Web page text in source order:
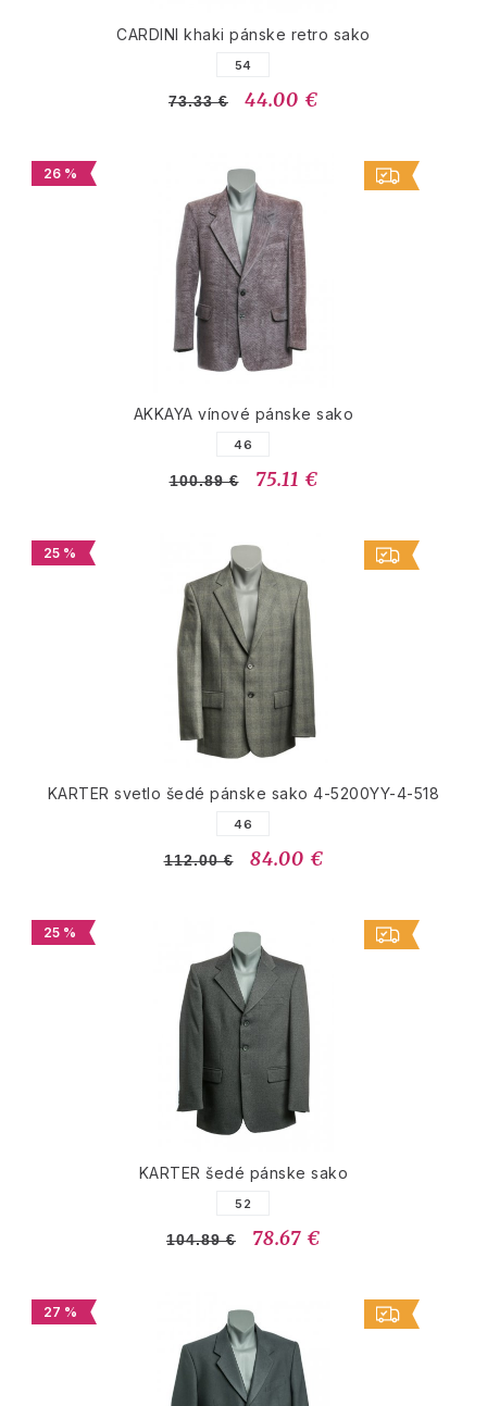
CARDINI khaki pánske retro sako
54
73.33 € 44.00 €
26 %
AKKAYA vínové pánske sako
46
100.89 € 75.11 €
25 %
KARTER svetlo šedé pánske sako 4-5200YY-4-518
46
112.00 € 84.00 €
25 %
KARTER šedé pánske sako
52
104.89 € 78.67 €
27 %